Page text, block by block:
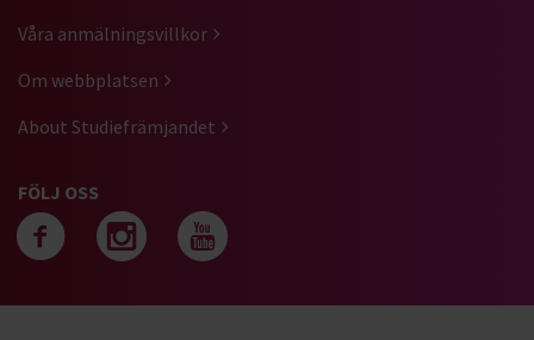
Våra anmälningsvillkor
Om webbplatsen
About Studiefrämjandet
FÖLJ OSS
Följ oss på facebook
Följ oss på
Följ oss på